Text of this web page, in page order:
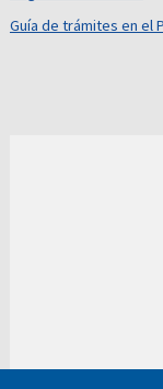
Guía de trámites en el